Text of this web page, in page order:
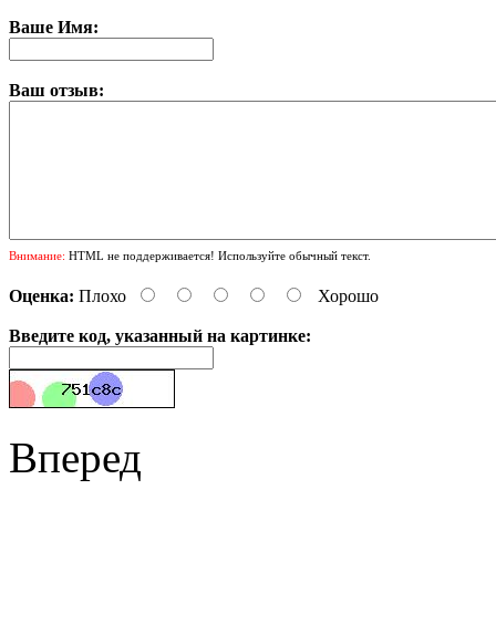
Ваше Имя:
Ваш отзыв:
Внимание: HTML не поддерживается! Используйте обычный текст.
Оценка: Плохо Хорошо
Введите код, указанный на картинке:
Вперед